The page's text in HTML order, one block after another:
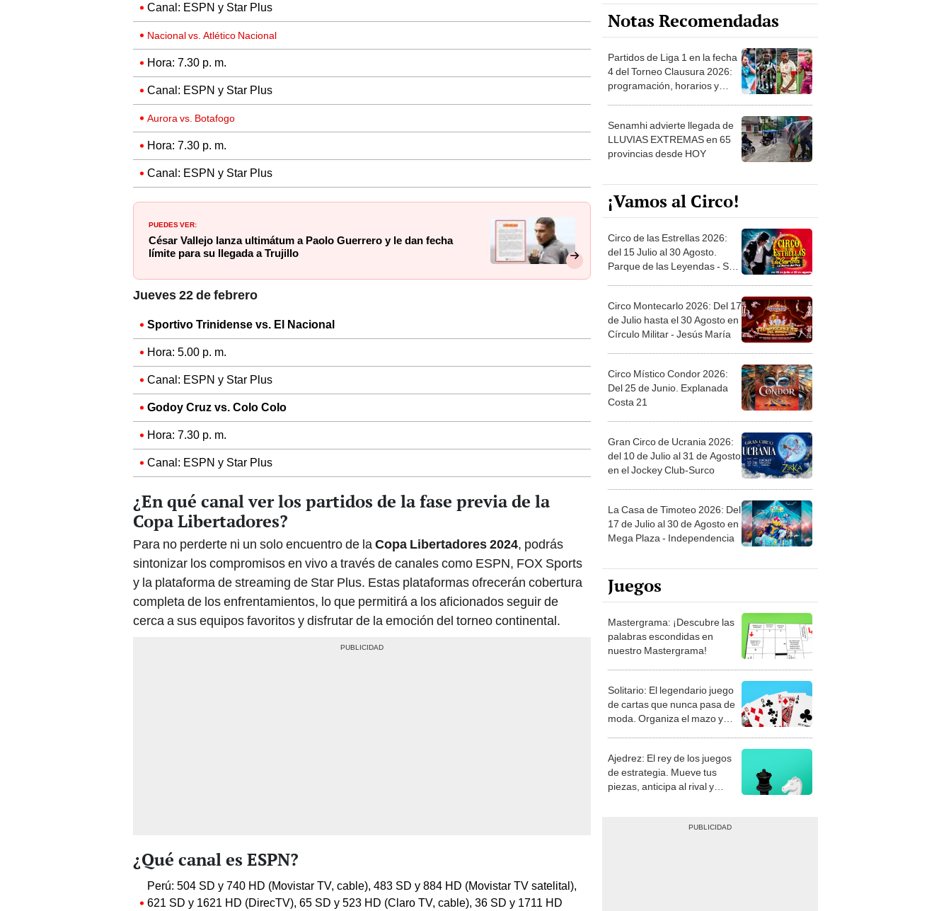
Canal: ESPN y Star Plus
Nacional vs. Atlético Nacional
Hora: 7.30 p. m.
Canal: ESPN y Star Plus
Aurora vs. Botafogo
Hora: 7.30 p. m.
Canal: ESPN y Star Plus
PUEDES VER:
César Vallejo lanza ultimátum a Paolo Guerrero y le dan fecha
límite para su llegada a Trujillo
Jueves 22 de febrero
Sportivo Trinidense vs. El Nacional
Hora: 5.00 p. m.
Canal: ESPN y Star Plus
Godoy Cruz vs. Colo Colo
Hora: 7.30 p. m.
Canal: ESPN y Star Plus
¿En qué canal ver los partidos de la fase previa de la
Copa Libertadores?
Para no perderte ni un solo encuentro de laCopa Libertadores 2024, podrás
sintonizar los compromisos en vivo a través de canales como ESPN, FOX Sports
y la plataforma de streaming de Star Plus. Estas plataformas ofrecerán cobertura
completa de los enfrentamientos, lo que permitirá a los aficionados seguir de
cerca a sus equipos favoritos y disfrutar de la emoción del torneo continental.
¿Qué canal es ESPN?
Perú: 504 SD y 740 HD (Movistar TV, cable), 483 SD y 884 HD (Movistar TV satelital),
621 SD y 1621 HD (DirecTV), 65 SD y 523 HD (Claro TV, cable), 36 SD y 1711 HD
Notas Recomendadas
Partidos de Liga 1 en la fecha
4 del Torneo Clausura 2026:
programación, horarios y
Senamhi advierte llegada de
LLUVIAS EXTREMAS en 65
provincias desde HOY
¡Vamos al Circo!
Circo de las Estrellas 2026:
del 15 Julio al 30 Agosto.
Parque de las Leyendas - San
Circo Montecarlo 2026: Del 17
de Julio hasta el 30 Agosto en
Círculo Militar - Jesús María
Circo Místico Condor 2026:
Del 25 de Junio. Explanada
Costa 21
Gran Circo de Ucrania 2026:
del 10 de Julio al 31 de Agosto
en el Jockey Club-Surco
La Casa de Timoteo 2026: Del
17 de Julio al 30 de Agosto en
Mega Plaza - Independencia
Juegos
Mastergrama: ¡Descubre las
palabras escondidas en
nuestro Mastergrama!
Solitario: El legendario juego
de cartas que nunca pasa de
moda. Organiza el mazo y
Ajedrez: El rey de los juegos
de estrategia. Mueve tus
piezas, anticipa al rival y